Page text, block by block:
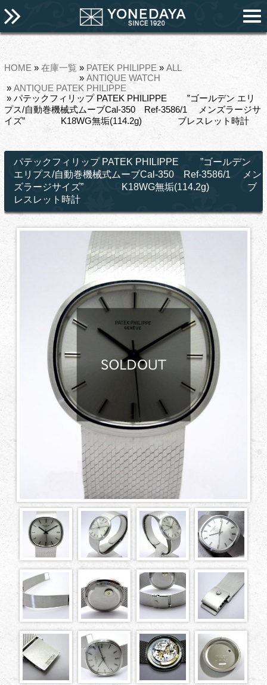
HOME » 在庫一覧 » PATEK PHILIPPE » ALL
» ANTIQUE WATCH
» ANTIQUE PATEK PHILIPPE
» パテックフィリップ PATEK PHILIPPE ”ゴールデン エリ
プス/自動巻機械式ムーブCal-350 Ref-3586/1 メンズラージサ
イズ” K18WG無垢(114.2g) ブレスレット時計
パテックフィリップ PATEK PHILIPPE ”ゴールデン
エリプス/自動巻機械式ムーブCal-350 Ref-3586/1 メン
ズラージサイズ” K18WG無垢(114.2g) ブ
レスレット時計